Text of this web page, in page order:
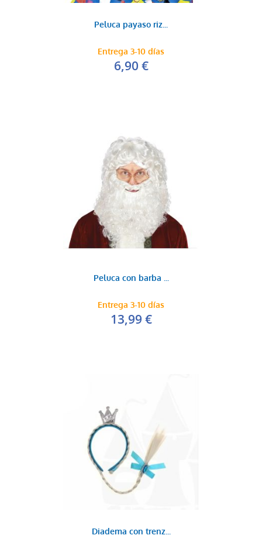
Peluca payaso riz...
Entrega 3-10 días
6,90 €
Peluca con barba ...
Entrega 3-10 días
13,99 €
Diadema con trenz...